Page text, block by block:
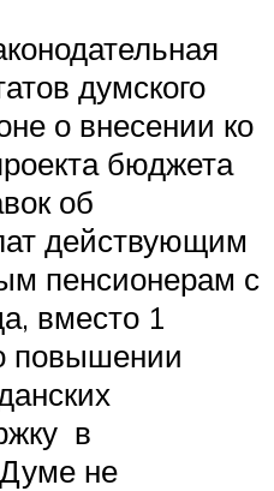
думского
о внесении ко
бюджета
об
действующим
пенсионерам с
вместо 1
повышении
в
не